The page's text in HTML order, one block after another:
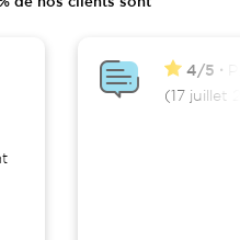
de nos clients sont
4/5
(17 juillet